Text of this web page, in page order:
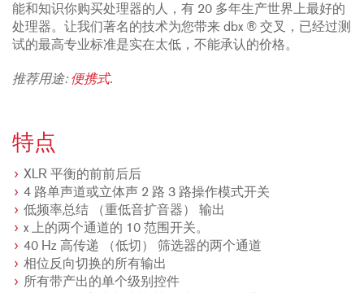
能和知识你购买处理器的人，有 20 多年生产世界上最好的
处理器。让我们著名的技术为您带来 dbx ® 交叉，已经过测
试的最高专业标准是实在太低，不能承认的价格。
推荐用途: 便携式.
特点
XLR 平衡的前前后后
4 路单声道或立体声 2 路 3 路操作模式开关
低频率总结 （重低音扩音器） 输出
x 上的两个通道的 10 范围开关。
40 Hz 高传递 （低切） 筛选器的两个通道
相位反向切换的所有输出
所有带产出的单个级别控件